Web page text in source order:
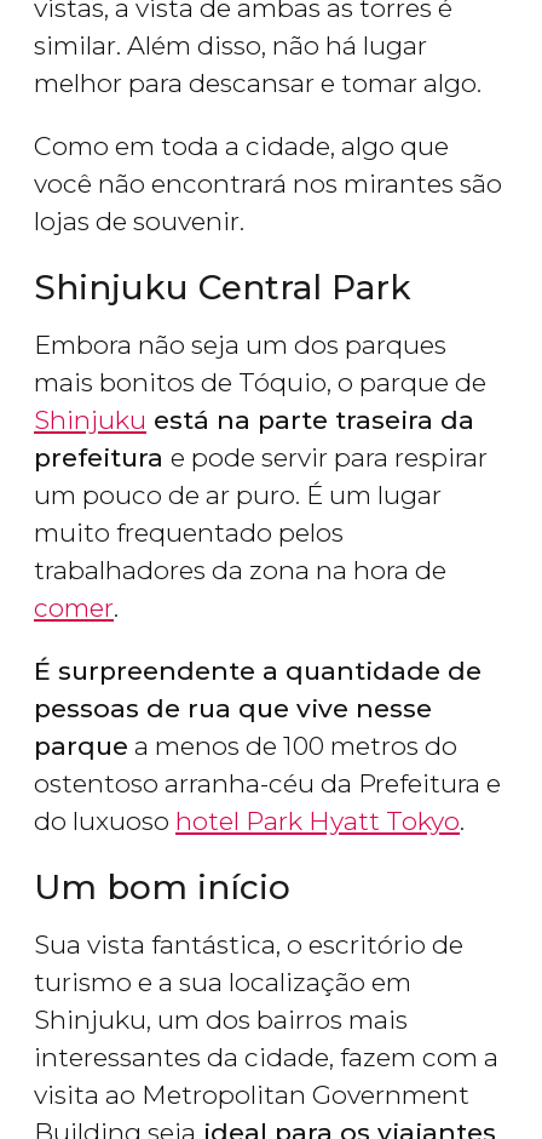
vistas, a vista de ambas as torres é
similar. Além disso, não há lugar
melhor para descansar e tomar algo.
Como em toda a cidade, algo que
você não encontrará nos mirantes são
lojas de souvenir.
Shinjuku Central Park
Embora não seja um dos parques
mais bonitos de Tóquio, o parque de
Shinjuku está na parte traseira da
prefeitura e pode servir para respirar
um pouco de ar puro. É um lugar
muito frequentado pelos
trabalhadores da zona na hora de
comer.
É surpreendente a quantidade de
pessoas de rua que vive nesse
parque a menos de 100 metros do
ostentoso arranha-céu da Prefeitura e
do luxuoso hotel Park Hyatt Tokyo.
Um bom início
Sua vista fantástica, o escritório de
turismo e a sua localização em
Shinjuku, um dos bairros mais
interessantes da cidade, fazem com a
visita ao Metropolitan Government
Building seja ideal para os viajantes